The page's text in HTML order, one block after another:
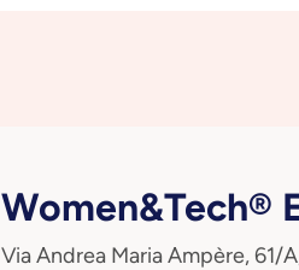
Women&Tech®
Via Andrea Maria Ampère, 61/